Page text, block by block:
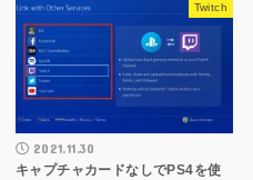
Twitch
2021.11.30
キャプチャカードなしでPS4を使